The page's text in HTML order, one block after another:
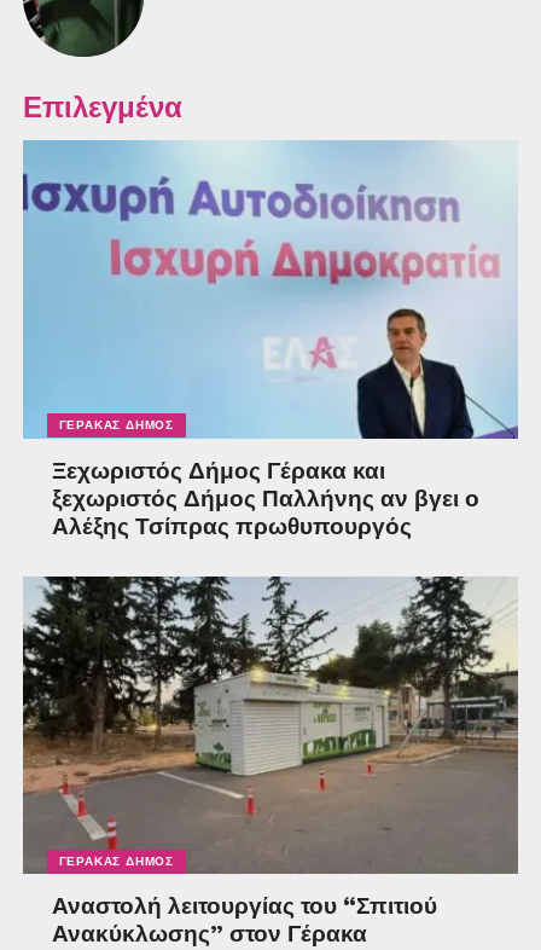
Επιλεγμένα
ΓΈΡΑΚΑΣ ΔΉΜΟΣ
Ξεχωριστός Δήμος Γέρακα και
ξεχωριστός Δήμος Παλλήνης αν βγει ο
Αλέξης Τσίπρας πρωθυπουργός
ΓΈΡΑΚΑΣ ΔΉΜΟΣ
Αναστολή λειτουργίας του “Σπιτιού
Ανακύκλωσης” στον Γέρακα